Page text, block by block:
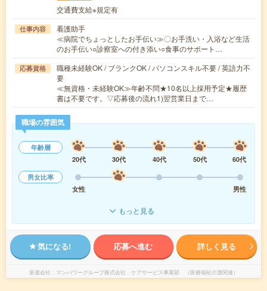
交通費支給※規定有
仕事内容
看護助手
≪病院でちょっとしたお手伝い≫〇お手洗い・入浴など生活
のお手伝い○診察室への付き添い○食事のサポート…
応募資格
職種未経験OK / ブランクOK / パソコンスキル不要 / 英語力不
要
≪無資格・未経験OK≫年齢不問★10名以上採用予定★履歴
書は不要です。▽応募後の流れ1)翌営業日まで…
職場の雰囲気
年齢層
20代
30代 40代 50代
60代
男女比率
女性
男性
もっと見る
気になる! 応募へ進む 詳しく見る
派遣会社 マンパワーグループ株式会社 ケアサービス事業部 （医療福祉介護関連）